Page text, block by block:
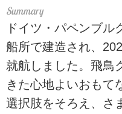
ドイツ・パペンブル
船所で建造され、
就航しました。飛鳥
きた心地よいおもて
選択肢をそろえ、さ